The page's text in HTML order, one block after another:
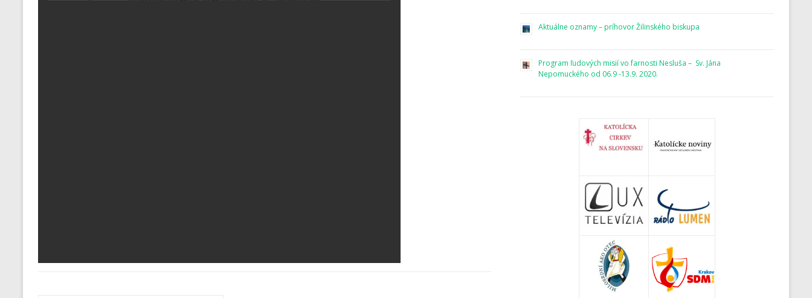
Aktuálne oznamy – príhovor Žilinského biskupa
Program ľudových misií vo farnosti Nesluša – Sv. Jána
Nepomuckého od 06.9 -13.9. 2020.